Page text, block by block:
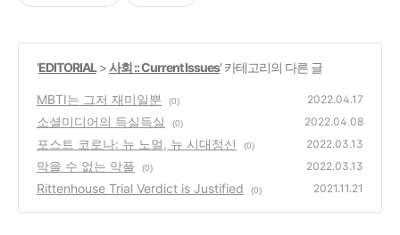
'EDITORIAL>사회 :: Current Issues' 카테고리의 다른 글
MBTI는 그저 재미일뿐 (0) 2022.04.17
소셜미디어의 득실득실 (0) 2022.04.08
포스트 코로나: 뉴 노멀, 뉴 시대정신 (0) 2022.03.13
막을 수 없는 악플 (0) 2022.03.13
Rittenhouse Trial Verdict is Justified (0) 2021.11.21